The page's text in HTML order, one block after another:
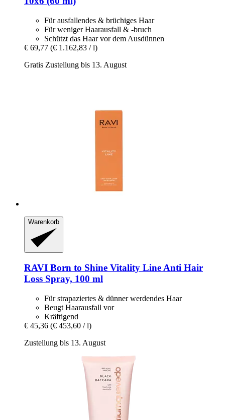
Für ausfallendes & brüchiges Haar
Für weniger Haarausfall & -bruch
Schützt das Haar vor dem Ausdünnen
€ 69,77 (€ 1.162,83 / l)
Gratis Zustellung bis 13. August
Warenkorb
RAVI Born to Shine Vitality Line Anti Hair
Loss Spray, 100 ml
Für strapaziertes & dünner werdendes Haar
Beugt Haarausfall vor
Kräftigend
€ 45,36 (€ 453,60 / l)
Zustellung bis 13. August